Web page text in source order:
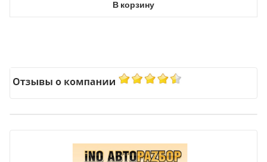
В корзину